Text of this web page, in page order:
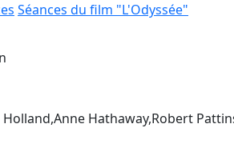
Séances du film "L'Odyssée"
Hathaway,Robert